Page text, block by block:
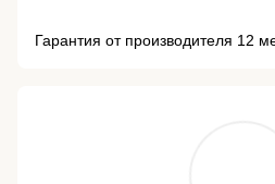
Гарантия от производителя 12